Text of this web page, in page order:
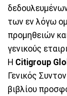
των εν λόγω
προμηθειών
γενικούς
Η Citigroup
Γενικός
βιβλίου